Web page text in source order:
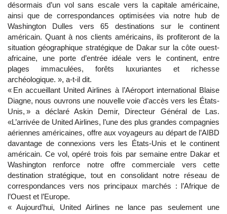
désormais d’un vol sans escale vers la capitale américaine,
ainsi que de correspondances optimisées via notre hub de
Washington Dulles vers 65 destinations sur le continent
américain. Quant à nos clients américains, ils profiteront de la
situation géographique stratégique de Dakar sur la côte ouest-
africaine, une porte d’entrée idéale vers le continent, entre
plages immaculées, forêts luxuriantes et richesse
archéologique. », a-t-il dit.
« En accueillant United Airlines à l’Aéroport international Blaise
Diagne, nous ouvrons une nouvelle voie d’accès vers les États-
Unis, » a déclaré Askin Demir, Directeur Général de Las.
«L’arrivée de United Airlines, l’une des plus grandes compagnies
aériennes américaines, offre aux voyageurs au départ de l’AIBD
davantage de connexions vers les États-Unis et le continent
américain. Ce vol, opéré trois fois par semaine entre Dakar et
Washington renforce notre offre commerciale vers cette
destination stratégique, tout en consolidant notre réseau de
correspondances vers nos principaux marchés : l’Afrique de
l’Ouest et l’Europe.
« Aujourd’hui, United Airlines ne lance pas seulement une